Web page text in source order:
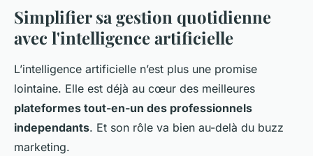
Simplifier sa gestion quotidienne
avec l'intelligence artificielle
L’intelligence artificielle n’est plus une promise
lointaine. Elle est déjà au cœur des meilleures
plateformes tout-en-un des professionnels
independants. Et son rôle va bien au-delà du buzz
marketing.